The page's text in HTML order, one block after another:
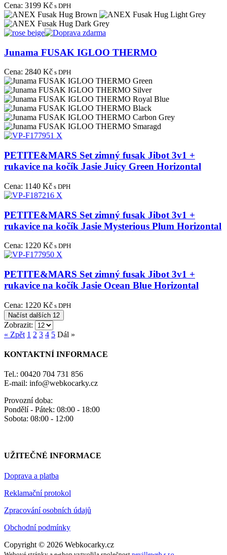
Cena: 3199 Kč s DPH
Junama FUSAK IGLOO THERMO
Cena: 2840 Kč s DPH
PETITE&MARS Set zimný fusak Jibot 3v1 +
rukavice na kočík Jasie Juicy Green Horizontal
Cena: 1140 Kč s DPH
PETITE&MARS Set zimný fusak Jibot 3v1 +
rukavice na kočík Jasie Mysterious Plum Horizontal
Cena: 1220 Kč s DPH
PETITE&MARS Set zimný fusak Jibot 3v1 +
rukavice na kočík Jasie Ocean Blue Horizontal
Cena: 1220 Kč s DPH
Načíst dalších 12
Zobrazit:
« Zpět 1 2 3 4 5 Dál »
KONTAKTNÍ INFORMACE
Tel.: 00420 704 731 856
E-mail: info@webkocarky.cz
Provozní doba:
Pondělí - Pátek: 08:00 - 18:00
Sobota: 08:00 - 12:00
UŽITEČNÉ INFORMACE
Doprava a platba
Reklamační protokol
Zpracování osobních údajů
Obchodní podmínky
Copyright © 2026 Webkocarky.cz